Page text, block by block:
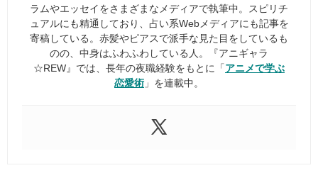
ラムやエッセイをさまざまなメディアで執筆中。スピリチ
ュアルにも精通しており、占い系Webメディアにも記事を
寄稿している。赤髪やピアスで派手な見た目をしているも
のの、中身はふわふわしている人。『アニギャラ
☆REW』では、長年の夜職経験をもとに「 アニメで学ぶ
恋愛術 」を連載中。